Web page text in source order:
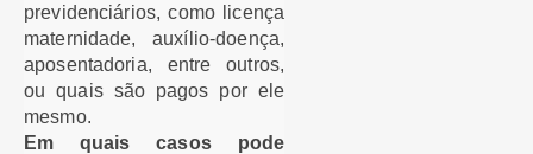
previdenciários, como licença
maternidade, auxílio-doença,
aposentadoria, entre outros,
ou quais são pagos por ele
mesmo.
Em quais casos pode